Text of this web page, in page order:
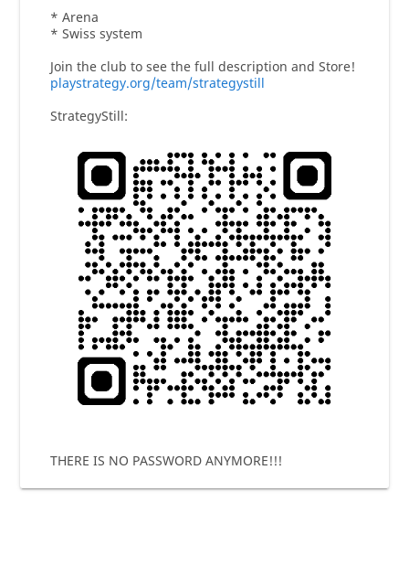
* Arena
* Swiss system
Join the club to see the full description and Store!
playstrategy.org/team/strategystill
StrategyStill:
THERE IS NO PASSWORD ANYMORE!!!